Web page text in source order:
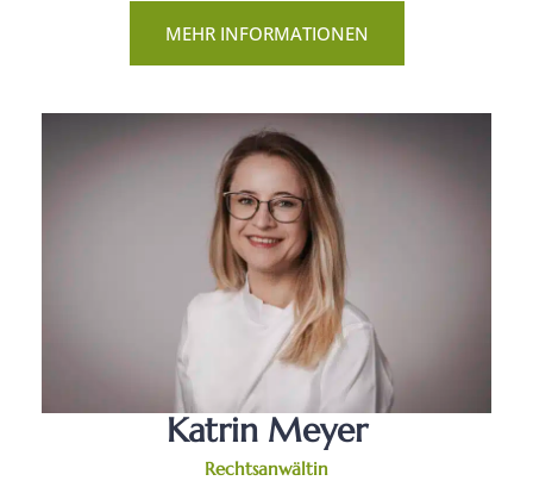
MEHR INFORMATIONEN
Katrin Meyer
Rechtsanwältin